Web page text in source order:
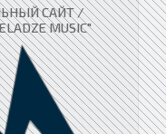
САЙТ /
MUSIC"